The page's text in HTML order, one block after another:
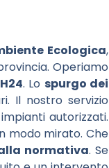
Ecologica,
Operiamo
. Lo spurgo dei
Il nostro servizio
autorizzati.
modo mirato. Che
normativa. Se